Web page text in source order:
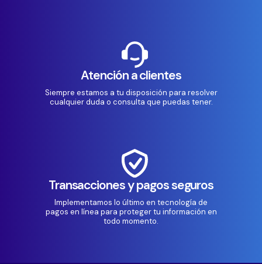
Atención a clientes
Siempre estamos a tu disposición para resolver
cualquier duda o consulta que puedas tener.
Transacciones y pagos seguros
Implementamos lo último en tecnología de
pagos en línea para proteger tu información en
todo momento.